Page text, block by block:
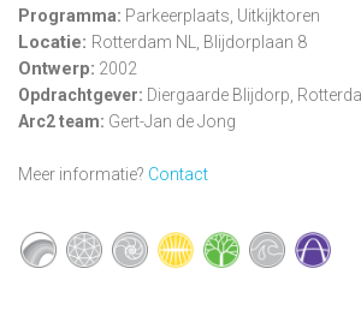
Programma: Parkeerplaats, Uitkijktoren
Locatie: Rotterdam NL, Blijdorplaan 8
Ontwerp: 2002
Opdrachtgever: Diergaarde Blijdorp,
Arc2 team: Gert-Jan de Jong
Meer informatie? Contact